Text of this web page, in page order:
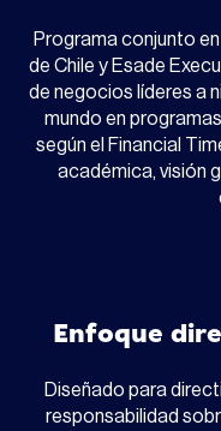
Programa conjunto
de Chile y Esade
de negocios líderes a
mundo en
según el Financial
académica, visión
Enfoque
Diseñado para
responsabilidad